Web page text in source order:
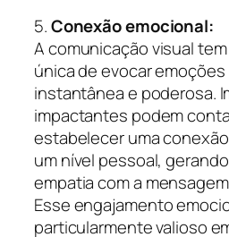
5.Conexão emocional:
A comunicação visual
única de evocar
instantânea e poderosa.
impactantes podem
estabelecer uma
um nível pessoal,
empatia com a
Esse engajamento
particularmente valioso